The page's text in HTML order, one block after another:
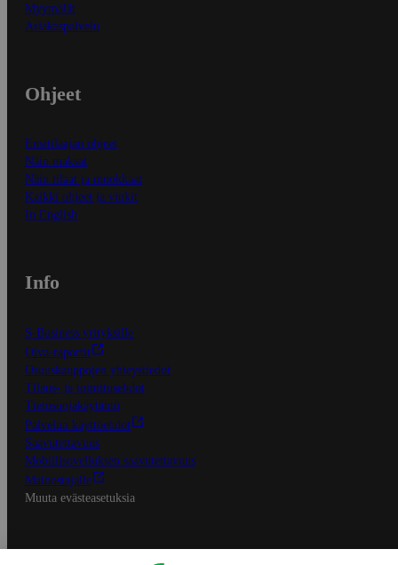
Myymälät
Asiakaspalvelu
Ohjeet
Ensitilaajan ohjeet
Näin maksat
Näin tilaat ja muokkaat
Kaikki ohjeet ja vinkit
In English
Info
S-Business yrityksille
Oiva-raportit
Osuuskauppojen yhteystiedot
Tilaus- ja toimitusehdot
Tietosuojakäytäntö
Palvelun käyttöehdot
Saavutettavuus
Mobiilisovelluksen saavutettavuus
Mainostajalle
Muuta evästeasetuksia